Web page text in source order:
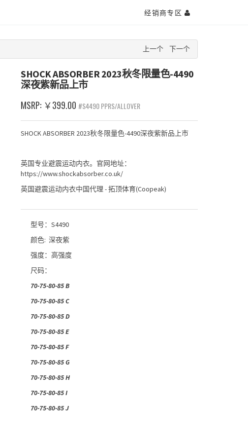
经销商专区
上一个 下一个
SHOCK ABSORBER 2023秋冬限量色-4490
深夜紫新品上市
MSRP: ￥399.00 #S4490 PPRS/ALLOVER
SHOCK ABSORBER 2023秋冬限量色-4490深夜紫新品上市
英国专业避震运动内衣。官网地址：
https://www.shockabsorber.co.uk/
英国避震运动内衣中国代理 - 拓顶体育(Coopeak)
型号：S4490
颜色: 深夜紫
强度：高强度
尺码：
70-75-80-85 B
70-75-80-85 C
70-75-80-85 D
70-75-80-85 E
70-75-80-85 F
70-75-80-85 G
70-75-80-85 H
70-75-80-85 I
70-75-80-85 J